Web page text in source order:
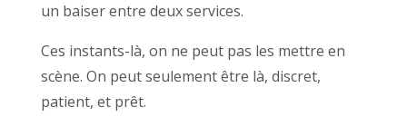
un baiser entre deux services.
Ces instants-là, on ne peut pas les mettre en
scène. On peut seulement être là, discret,
patient, et prêt.